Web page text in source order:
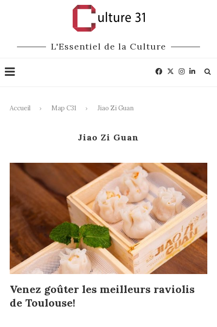
L'Essentiel de la Culture
Accueil Map C31 Jiao Zi Guan
Jiao Zi Guan
Venez goûter les meilleurs raviolis
de Toulouse!